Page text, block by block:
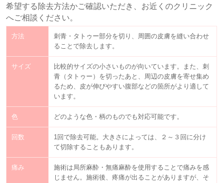
希望する除去方法かご確認いただき、お近くのクリニック
へご相談ください。
方法
刺青・タトゥー部分を切り、周囲の皮膚を縫い合わせ
ることで除去します。
サイズ
比較的サイズの小さいものが向いています。また、刺
青（タトゥー）を切ったあと、周辺の皮膚を寄せ集め
るため、皮が伸びやすい腹部などの箇所がより適して
います。
色 どのような色・柄のものでも対応可能です。
回数
1回で除去可能。大きさによっては、２～３回に分け
て切除することもあります。
痛み
施術は局所麻酔・無痛麻酔を使用することで痛みを感
じません。施術後、疼痛が出ることがありますが、そ